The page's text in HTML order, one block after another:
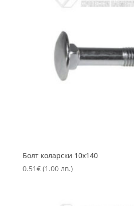
Болт коларски 10х140
0.51€ (1.00 лв.)